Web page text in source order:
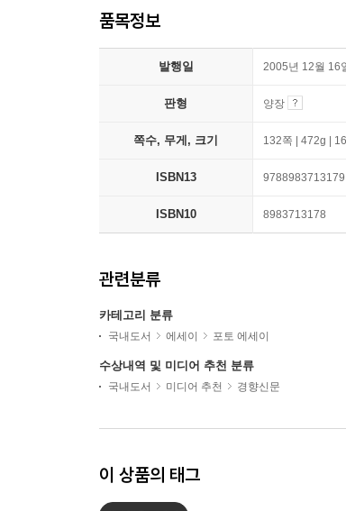
품목정보
발행일 2005년 12월 16
판형 양장
쪽수, 무게, 크기 132쪽 | 472g |
ISBN13 9788983713179
ISBN10 8983713178
관련분류
카테고리 분류
국내도서 에세이 포토 에세이
수상내역 및 미디어 추천 분류
국내도서 미디어 추천 경향신문
이 상품의 태그